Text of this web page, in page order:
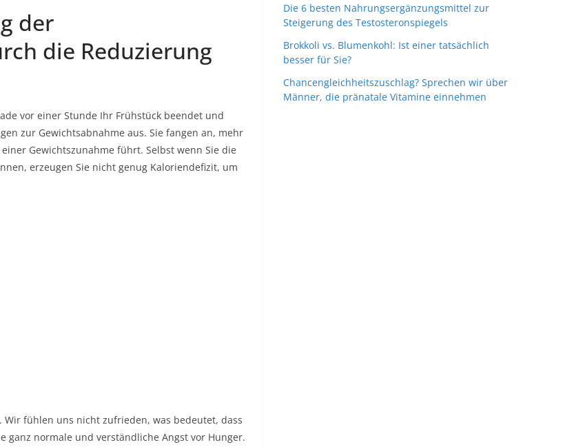
der
die Reduzierung
vor einer Stunde Ihr Frühstück beendet und
zur Gewichtsabnahme aus. Sie fangen an, mehr
Gewichtszunahme führt. Selbst wenn Sie die
erzeugen Sie nicht genug Kaloriendefizit, um
fühlen uns nicht zufrieden, was bedeutet, dass
normale und verständliche Angst vor Hunger.
Die 6 besten Nahrungsergänzungsmittel zur
Steigerung des Testosteronspiegels
Brokkoli vs. Blumenkohl: Ist einer tatsächlich
besser für Sie?
Chancengleichheitszuschlag? Sprechen wir über
Männer, die pränatale Vitamine einnehmen